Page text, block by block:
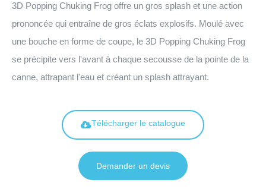
3D Popping Chuking Frog offre un gros splash et une action
prononcée qui entraîne de gros éclats explosifs. Moulé avec
une bouche en forme de coupe, le 3D Popping Chuking Frog
se précipite vers l'avant à chaque secousse de la pointe de la
canne, attrapant l'eau et créant un splash attrayant.
Télécharger le catalogue
Demander un devis